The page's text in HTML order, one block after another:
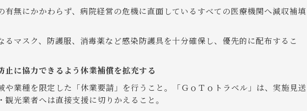
無にかかわらず、病院経営の危機に直面しているすべての医療機関へ減収補填
マスク、防護服、消毒薬など感染防護具を十分確保し、優先的に配布するこ
止に協力できるよう休業補償を拡充する
業種を限定した「休業要請」を行うこと。「ＧｏＴｏトラベル」は、実施見送
光業者へは直接支援に切りかえること。